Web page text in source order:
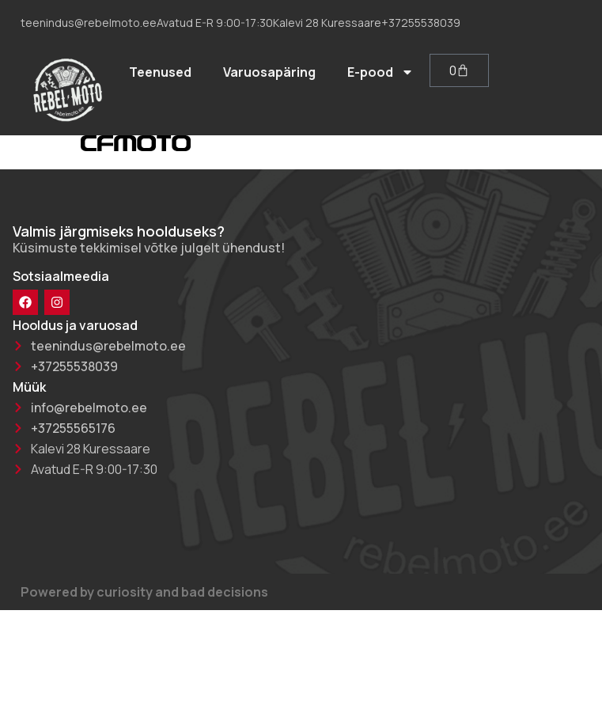
teenindus@rebelmoto.eeAvatud E-R 9:00-17:30Kalevi 28 Kuressaare+37255538039
Teenused Varuosapäring E-pood 0
Valmis järgmiseks hoolduseks?
Küsimuste tekkimisel võtke julgelt ühendust!
Sotsiaalmeedia
Hooldus ja varuosad
teenindus@rebelmoto.ee
+37255538039
Müük
info@rebelmoto.ee
+37255565176
Kalevi 28 Kuressaare
Avatud E-R 9:00-17:30
Powered by curiosity and bad decisions